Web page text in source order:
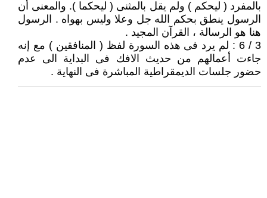
بالمفرد ( ليحكم ) ولم يقل بالمثنى ( ليحكما ). والمعنى أن
الرسول ينطق بحكم الله جل وعلا وليس بهواه . الرسول
هنا هو الرسالة ، القرآن المجيد .
3 / 6 : لم يرد فى هذه السورة لفظ ( المنافقين ) مع إنه
جاءت أعمالهم من حديث الافك فى البداية الى عدم
حضور جلسات الديمقراطية المباشرة فى النهاية .